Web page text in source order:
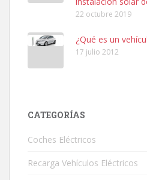
22 octubre 2019
¿Qué es un
17 julio 2012
CATEGORÍAS
Coches Eléctricos
Recarga Vehículos Eléctricos